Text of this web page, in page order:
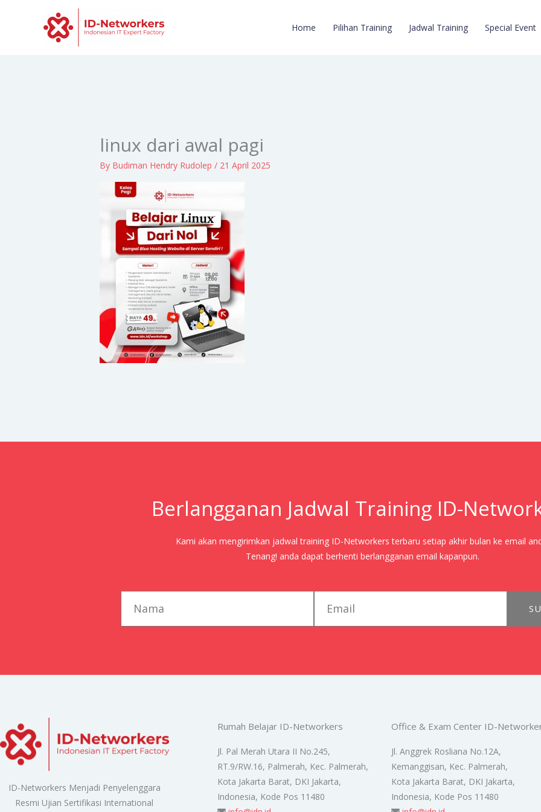
Home Pilihan Training Jadwal Training Special Event
linux dari awal pagi
By Budiman Hendry Rudolep/ 21 April 2025
Berlangganan Jadwal Training ID-
Kami akan mengirimkan jadwal training ID-Networkers terbaru setiap akhir bulan ke email
Tenang! anda dapat berhenti berlangganan email kapanpun.
ID-Networkers Menjadi Penyelenggara
Resmi Ujian Sertifikasi International
Rumah Belajar ID-Networkers
Jl. Pal Merah Utara II No.245,
RT.9/RW.16, Palmerah, Kec. Palmerah,
Kota Jakarta Barat, DKI Jakarta,
Indonesia, Kode Pos 11480
Office & Exam Center ID-
Jl. Anggrek Rosliana No.12A,
Kemanggisan, Kec. Palmerah,
Kota Jakarta Barat, DKI Jakarta,
Indonesia, Kode Pos 11480